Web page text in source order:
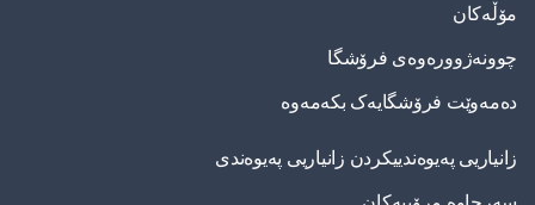
مۆڵەکان
چوونەژوورەوەی فرۆشگا
دەمەوێت فرۆشگایەک بکەمەوە
زانیاریی په‌یوه‌ندییكردن زانیاریی په‌یوه‌ندی